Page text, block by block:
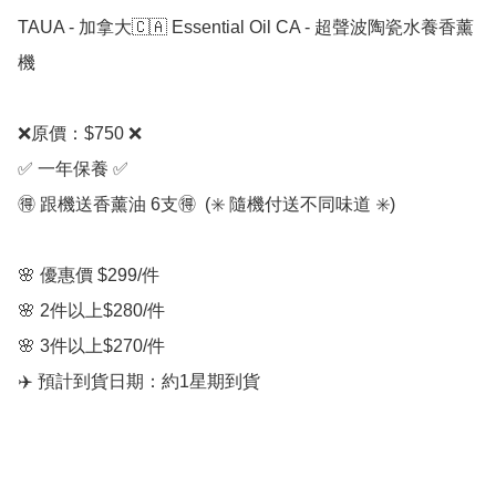
TAUA - 加拿大🇨🇦 Essential Oil CA - 超聲波陶瓷水養香薰
機
❌原價：$750 ❌
✅ 一年保養 ✅
🉐 跟機送香薰油 6支🉐  (✳️ 隨機付送不同味道 ✳️)
🌸 優惠價 $299/件
🌸 2件以上$280/件
🌸 3件以上$270/件
✈️ 預計到貨日期：約1星期到貨